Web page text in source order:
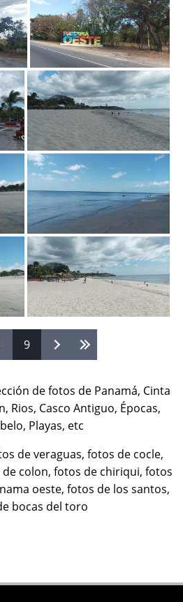
9
de fotos de Panamá, Cinta
Rios, Casco Antiguo, Épocas,
Playas, etc
de veraguas, fotos de cocle,
colon, fotos de chiriqui, fotos
oeste, fotos de los santos,
bocas del toro